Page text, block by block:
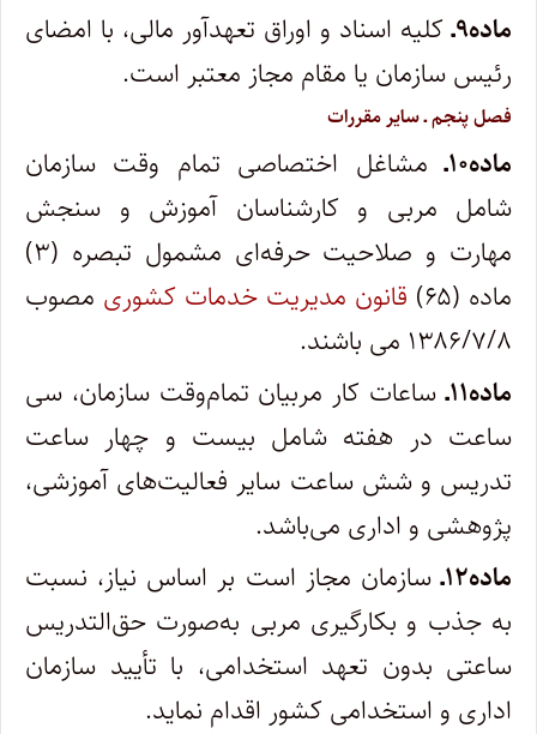
ماده۹ـ
کلیه اسناد و اوراق تعهدآور مالی، با امضای
رئیس سازمان یا مقام مجاز معتبر است.
فصل پنجم ـ سایر مقررات
ماده۱۰ـ
مشاغل اختصاصی تمام ­وقت سازمان
شامل مربی و کارشناسان آموزش و سنجش
مهارت و صلاحیت حرفه‌ای مشمول تبصره (۳)
ماده (۶۵)
قانون مدیریت خدمات کشوری مصوب
۱۳۸۶/۷/۸ می ­باشند.
ماده۱۱ـ
ساعات کار مربیان تمام‌وقت سازمان، سی
­­ساعت در هفته شامل بیست و چهار ساعت
تدریس و شش ساعت سایر فعالیت‌های آموزشی،
پژوهشی و اداری می‌باشد.
ماده۱۲ـ
سازمان مجاز است بر اساس نیاز، نسبت
به جذب و بکارگیری مربی به‌صورت حق‌التدریس
ساعتی بدون تعهد استخدامی، با تأیید سازمان
اداری و استخدامی کشور اقدام نماید.